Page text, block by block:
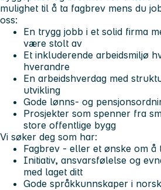
mulighet til å ta fagbrev mens du
oss:
En trygg jobb i et solid firma
være stolt av
Et inkluderende arbeidsmiljø
hverandre
En arbeidshverdag med
utvikling
Gode lønns- og
Prosjekter som spenner fra
store offentlige bygg
Vi søker deg som har:
Fagbrev - eller et ønske om å
Initiativ, ansvarsfølelse og
med laget ditt
Gode språkkunnskaper i